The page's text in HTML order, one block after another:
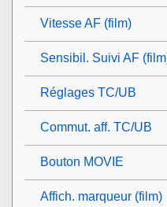
Vitesse AF (film)
Sensibil. Suivi AF
Réglages TC/UB
Commut. aff. TC/UB
Bouton MOVIE
Affich. marqueur (film)